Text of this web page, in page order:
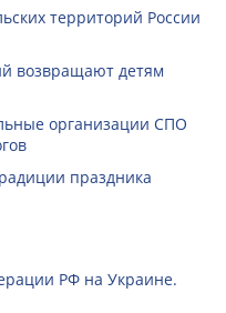
территорий России
возвращают детям
организации СПО
праздника
РФ на Украине.